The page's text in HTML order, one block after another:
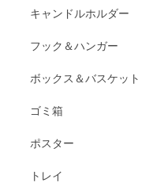
キャンドルホルダー
フック＆ハンガー
ボックス＆バスケット
ゴミ箱
ポスター
トレイ